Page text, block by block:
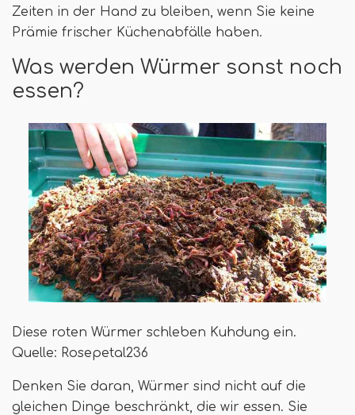
Zeiten in der Hand zu bleiben, wenn Sie keine
Prämie frischer Küchenabfälle haben.
Was werden Würmer sonst noch
essen?
Diese roten Würmer schleben Kuhdung ein.
Quelle: Rosepetal236
Denken Sie daran, Würmer sind nicht auf die
gleichen Dinge beschränkt, die wir essen. Sie